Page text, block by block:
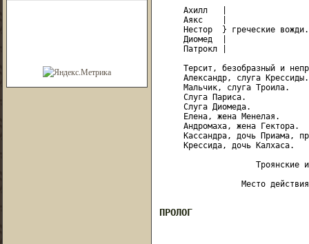
     Ахилл   |
     Аякс    |
     Нестор  } греческие вожди.
     Диомед  |
     Патрокл |
Терсит, безобразный и
     Александр, слуга Крессиды.
     Мальчик, слуга Троила.
     Слуга Париса.
     Слуга Диомеда.
     Елена, жена Менелая.
     Андромаха, жена Гектора.
Кассандра, дочь Приама,
     Крессида, дочь Калхаса.
Троянские
Место
ПРОЛОГ